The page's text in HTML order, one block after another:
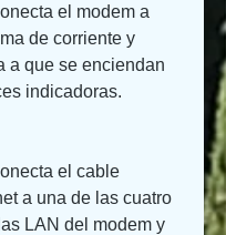
de corriente y
a que se enciendan
indicadoras.
a una de las cuatro
LAN del modem y